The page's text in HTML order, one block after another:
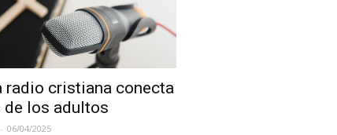
radio cristiana conecta
de los adultos
- 06/04/2025